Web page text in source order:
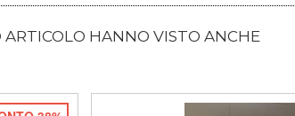
HANNO VISTO ANCHE